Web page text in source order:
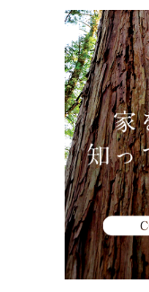
ご利用
はじめ
運営団
活動報
新着情